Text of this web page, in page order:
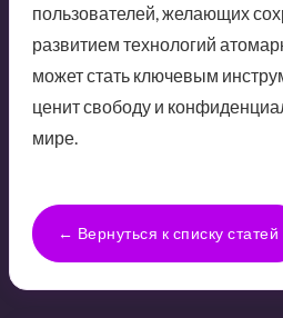
пользователей, желающих
развитием технологий
может стать ключевым
ценит свободу и
мире.
← Вернуться к списку статей